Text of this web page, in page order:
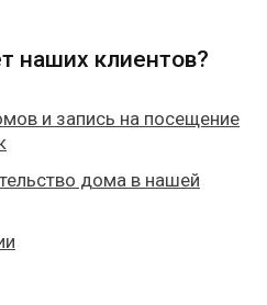
наших клиентов?
и запись на посещение
дома в нашей